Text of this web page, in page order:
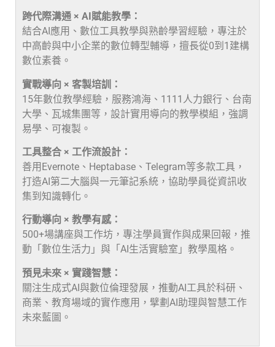
跨代際溝通 × AI賦能教學：
結合AI應用、數位工具教學與熟齡學習經驗，專注於
中高齡與中小企業的數位轉型輔導，擅長從0到1建構
數位素養。
實戰導向 × 客製培訓：
15年數位教學經驗，服務鴻海、1111人力銀行、台南
大學、瓦城集團等，設計實用導向的教學模組，強調
易學、可複製。
工具整合 × 工作流設計：
善用Evernote、Heptabase、Telegram等多款工具，
打造AI第二大腦與一元筆記系統，協助學員從資訊收
集到知識轉化。
行動導向 × 教學有感：
500+場講座與工作坊，專注學員實作與成果回報，推
動「數位生活力」與「AI生活實驗室」教學風格。
預見未來 × 實踐智慧：
關注生成式AI與數位倫理發展，推動AI工具於科研、
商業、教育場域的實作應用，擘劃AI助理與智慧工作
未來藍圖。